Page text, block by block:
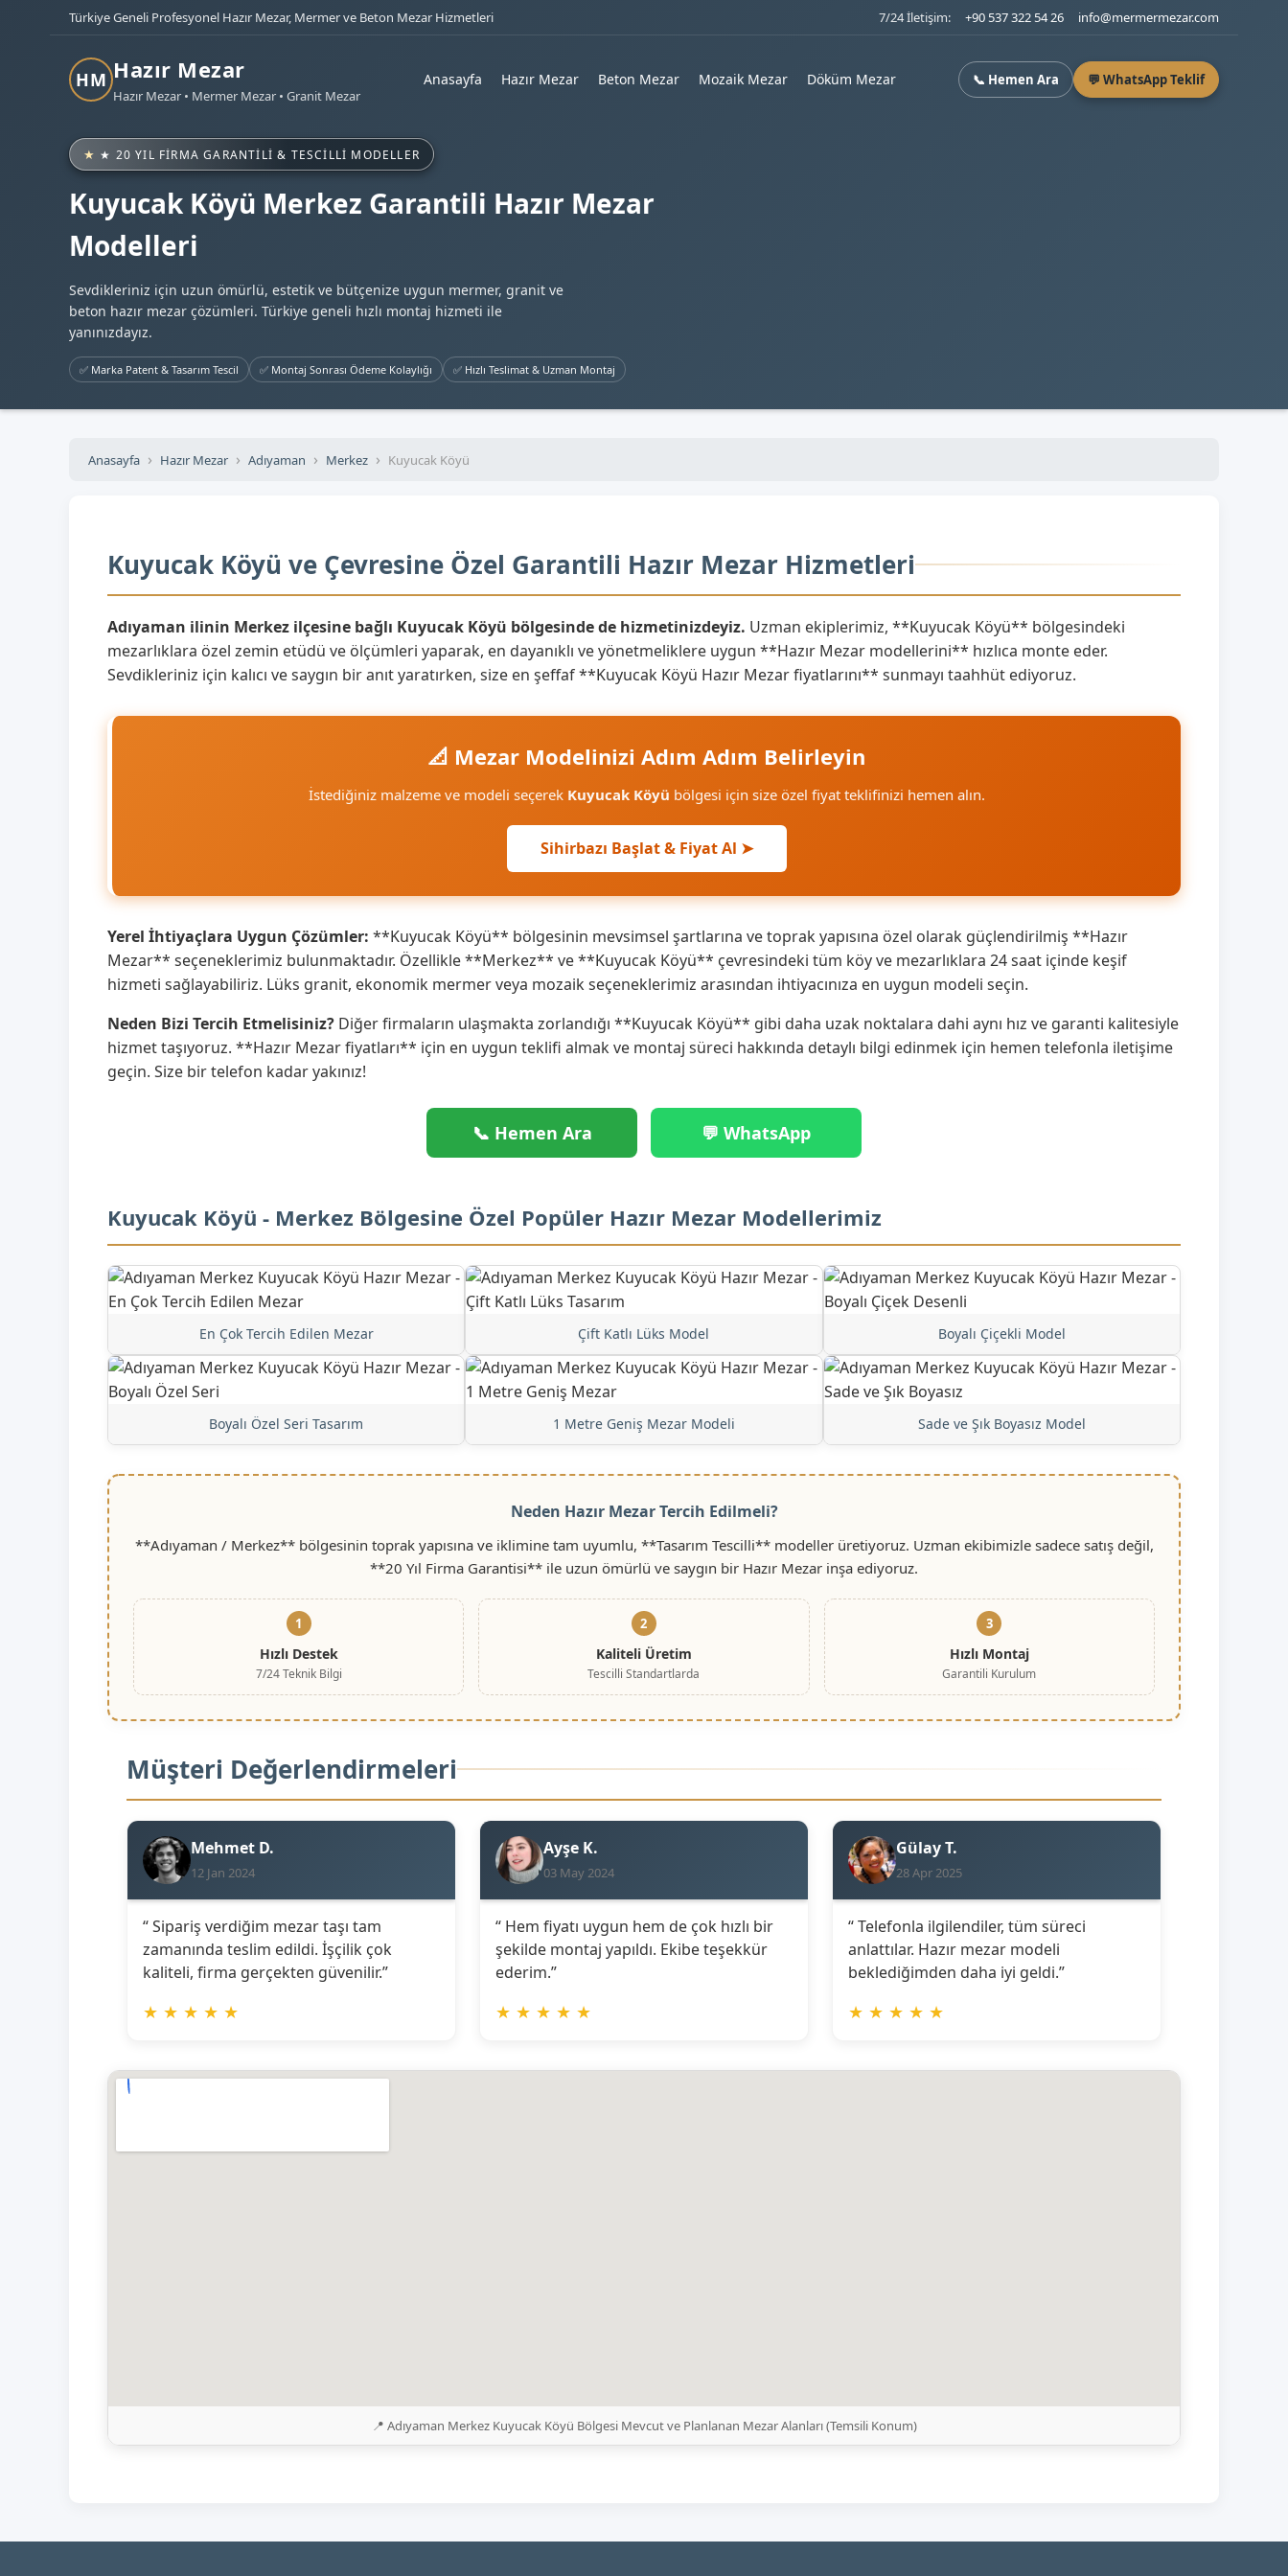
Türkiye Geneli Profesyonel Hazır Mezar, Mermer ve Beton Mezar Hizmetleri 7/24 İletişim: +90 537 322 54 26 info@mermermezar.com
HM Hazır Mezar
Hazır Mezar • Mermer Mezar • Granit Mezar
Anasayfa Hazır Mezar Beton Mezar Mozaik Mezar Döküm Mezar 📞 Hemen Ara 💬 WhatsApp Teklif
★ 20 YIL FIRMA GARANTILI & TESCILLI MODELLER
Kuyucak Köyü Merkez Garantili Hazır Mezar
Modelleri
Sevdikleriniz için uzun ömürlü, estetik ve bütçenize uygun mermer, granit ve
beton hazır mezar çözümleri. Türkiye geneli hızlı montaj hizmeti ile
yanınızdayız.
✅ Marka Patent & Tasarım Tescil ✅ Montaj Sonrası Ödeme Kolaylığı ✅ Hızlı Teslimat & Uzman Montaj
Anasayfa Hazır Mezar Adıyaman Merkez Kuyucak Köyü
Kuyucak Köyü ve Çevresine Özel Garantili Hazır Mezar Hizmetleri
Adıyaman ilinin Merkez ilçesine bağlı Kuyucak Köyü bölgesinde de hizmetinizdeyiz. Uzman ekiplerimiz, **Kuyucak Köyü** bölgesindeki
mezarlıklara özel zemin etüdü ve ölçümleri yaparak, en dayanıklı ve yönetmeliklere uygun **Hazır Mezar modellerini** hızlıca monte eder.
Sevdikleriniz için kalıcı ve saygın bir anıt yaratırken, size en şeffaf **Kuyucak Köyü Hazır Mezar fiyatlarını** sunmayı taahhüt ediyoruz.
📐 Mezar Modelinizi Adım Adım Belirleyin
İstediğiniz malzeme ve modeli seçerek Kuyucak Köyü bölgesi için size özel fiyat teklifinizi hemen alın.
Sihirbazı Başlat & Fiyat Al ➤
Yerel İhtiyaçlara Uygun Çözümler: **Kuyucak Köyü** bölgesinin mevsimsel şartlarına ve toprak yapısına özel olarak güçlendirilmiş **Hazır
Mezar** seçeneklerimiz bulunmaktadır. Özellikle **Merkez** ve **Kuyucak Köyü** çevresindeki tüm köy ve mezarlıklara 24 saat içinde keşif
hizmeti sağlayabiliriz. Lüks granit, ekonomik mermer veya mozaik seçeneklerimiz arasından ihtiyacınıza en uygun modeli seçin.
Neden Bizi Tercih Etmelisiniz? Diğer firmaların ulaşmakta zorlandığı **Kuyucak Köyü** gibi daha uzak noktalara dahi aynı hız ve garanti kalitesiyle
hizmet taşıyoruz. **Hazır Mezar fiyatları** için en uygun teklifi almak ve montaj süreci hakkında detaylı bilgi edinmek için hemen telefonla iletişime
geçin. Size bir telefon kadar yakınız!
📞 Hemen Ara 💬 WhatsApp
Kuyucak Köyü - Merkez Bölgesine Özel Popüler Hazır Mezar Modellerimiz
En Çok Tercih Edilen Mezar Çift Katlı Lüks Model Boyalı Çiçekli Model
Boyalı Özel Seri Tasarım 1 Metre Geniş Mezar Modeli Sade ve Şık Boyasız Model
Neden Hazır Mezar Tercih Edilmeli?
**Adıyaman / Merkez** bölgesinin toprak yapısına ve iklimine tam uyumlu, **Tasarım Tescilli** modeller üretiyoruz. Uzman ekibimizle sadece satış değil,
**20 Yıl Firma Garantisi** ile uzun ömürlü ve saygın bir Hazır Mezar inşa ediyoruz.
1
Hızlı Destek
7/24 Teknik Bilgi
2
Kaliteli Üretim
Tescilli Standartlarda
3
Hızlı Montaj
Garantili Kurulum
Müşteri Değerlendirmeleri
Mehmet D.
12 Jan 2024
“ Sipariş verdiğim mezar taşı tam
zamanında teslim edildi. İşçilik çok
kaliteli, firma gerçekten güvenilir.”
★ ★ ★ ★ ★
Ayşe K.
03 May 2024
“ Hem fiyatı uygun hem de çok hızlı bir
şekilde montaj yapıldı. Ekibe teşekkür
ederim.”
★ ★ ★ ★ ★
Gülay T.
28 Apr 2025
“ Telefonla ilgilendiler, tüm süreci
anlattılar. Hazır mezar modeli
beklediğimden daha iyi geldi.”
★ ★ ★ ★ ★
📍 Adıyaman Merkez Kuyucak Köyü Bölgesi Mevcut ve Planlanan Mezar Alanları (Temsili Konum)